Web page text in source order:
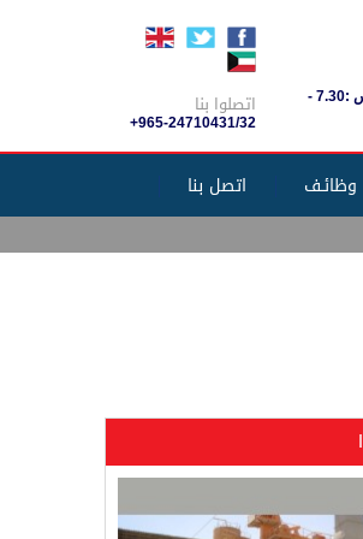
السَبْت-الأربعاء 7.30 .p.m. - 5.00 a.m الخميس :7.30 -
اتصلوا بنا
+965-24710431/32
وظائـف اتصل بنا